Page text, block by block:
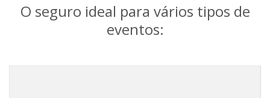
O seguro ideal para vários tipos de
eventos: